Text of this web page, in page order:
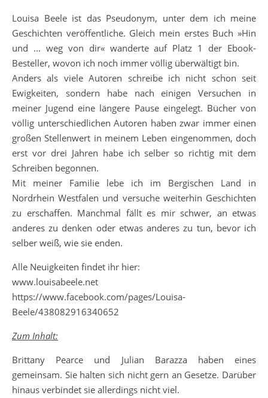
Louisa Beele ist das Pseudonym, unter dem ich meine
Geschichten veröffentliche. Gleich mein erstes Buch »Hin
und … weg von dir« wanderte auf Platz 1 der Ebook-
Besteller, wovon ich noch immer völlig überwältigt bin.
Anders als viele Autoren schreibe ich nicht schon seit
Ewigkeiten, sondern habe nach einigen Versuchen in
meiner Jugend eine längere Pause eingelegt. Bücher von
völlig unterschiedlichen Autoren haben zwar immer einen
großen Stellenwert in meinem Leben eingenommen, doch
erst vor drei Jahren habe ich selber so richtig mit dem
Schreiben begonnen.
Mit meiner Familie lebe ich im Bergischen Land in
Nordrhein Westfalen und versuche weiterhin Geschichten
zu erschaffen. Manchmal fällt es mir schwer, an etwas
anderes zu denken oder etwas anderes zu tun, bevor ich
selber weiß, wie sie enden.
Alle Neuigkeiten findet ihr hier:
www.louisabeele.net
https://www.facebook.com/pages/Louisa-
Beele/438082916340652
Zum Inhalt:
Brittany Pearce und Julian Barazza haben eines
gemeinsam. Sie halten sich nicht gern an Gesetze. Darüber
hinaus verbindet sie allerdings nicht viel.